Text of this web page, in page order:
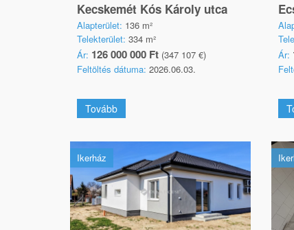
Kecskemét Kós Károly utca
Alapterület: 136 m²
Telekterület: 334 m²
Ár: 126 000 000 Ft (347 107 €)
Feltöltés dátuma: 2026.06.03.
Tovább
Ár:
Ikerház